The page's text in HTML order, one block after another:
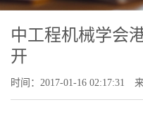
中工程机械学会
开
时间：2017-01-16 02:17:31